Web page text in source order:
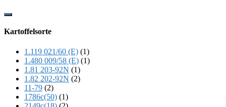
Show
Content
Kartoffelsorte
1.119 021/60 (E) (1)
1.480 009/58 (E) (1)
1.81 203-92N (1)
1.82 202-92N (2)
11-79 (2)
1786c(50) (1)